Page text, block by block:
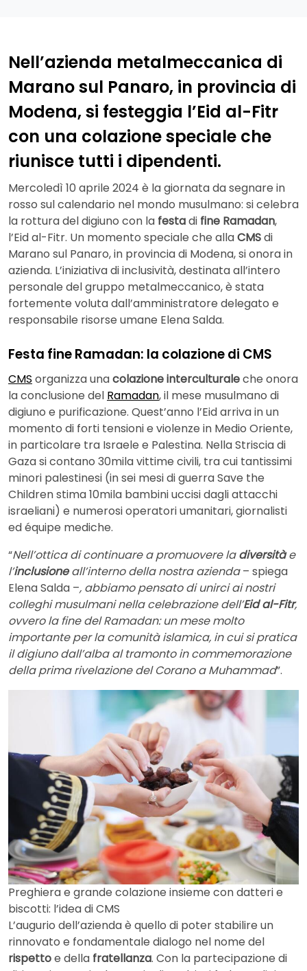
Nell’azienda metalmeccanica di
Marano sul Panaro, in provincia di
Modena, si festeggia l’Eid al-Fitr
con una colazione speciale che
riunisce tutti i dipendenti.
Mercoledì 10 aprile 2024 è la giornata da segnare in
rosso sul calendario nel mondo musulmano: si celebra
la rottura del digiuno con la festadi fine Ramadan,
l’Eid al-Fitr. Un momento speciale che allaCMSdi
Marano sul Panaro, in provincia di Modena, si onora in
azienda. L’iniziativa di inclusività, destinata all’intero
personale del gruppo metalmeccanico, è stata
fortemente voluta dall’amministratore delegato e
responsabile risorse umane Elena Salda.
Festa fine Ramadan: la colazione di CMS
CMS organizza unacolazione interculturaleche onora
la conclusione del Ramadan, il mese musulmano di
digiuno e purificazione. Quest’anno l’Eid arriva in un
momento di forti tensioni e violenze in Medio Oriente,
in particolare tra Israele e Palestina. Nella Striscia di
Gaza si contano 30mila vittime civili, tra cui tantissimi
minori palestinesi (in sei mesi di guerra Save the
Children stima 10mila bambini uccisi dagli attacchi
israeliani) e numerosi operatori umanitari, giornalisti
ed équipe mediche.
“Nell’ottica di continuare a promuovere ladiversitàe
l’inclusioneall’interno della nostra azienda– spiega
Elena Salda –, abbiamo pensato di unirci ai nostri
colleghi musulmani nella celebrazione dell’Eid al-Fitr,
ovvero la fine del Ramadan: un mese molto
importante per la comunità islamica, in cui si pratica
il digiuno dall’alba al tramonto in commemorazione
della prima rivelazione del Corano a Muhammad”.
Preghiera e grande colazione insieme con datteri e
biscotti: l’idea di CMS
L’augurio dell’azienda è quello di poter stabilire un
rinnovato e fondamentale dialogo nel nome del
rispettoe della fratellanza. Con la partecipazione di